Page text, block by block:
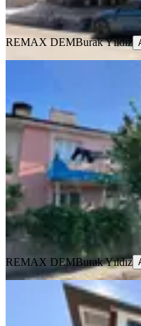
Ara
REMAX DEMBurak Yıldız
Eşyalı
Merkez,
2+1·100
12.750 ₺
REMAX DEM Burak Yıldız
Ara
REMAX DEMBurak Yıldız
SIFIR BİNA
Remax
Mah.